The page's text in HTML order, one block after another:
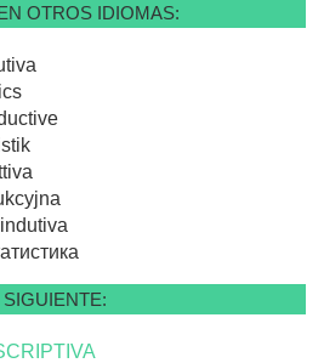
OTROS IDIOMAS: